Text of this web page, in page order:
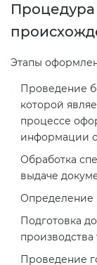
Процедура
Этапы
Проведение
которой
процессе
информации о
Обработка
выдаче
Определение
Подготовка
производства
Проведение